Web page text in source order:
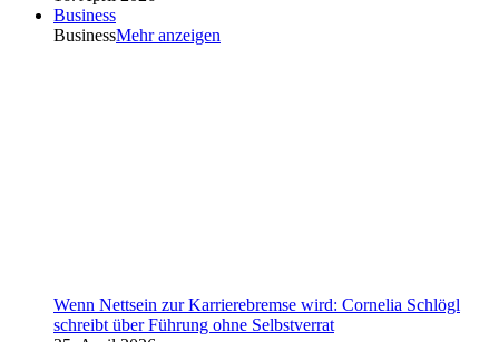
Business
BusinessMehr anzeigen
Wenn Nettsein zur Karrierebremse wird: Cornelia Schlögl
schreibt über Führung ohne Selbstverrat